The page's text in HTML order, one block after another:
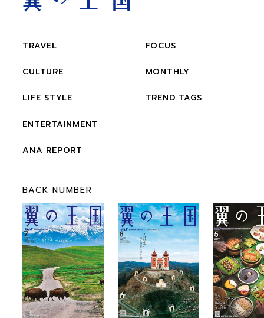
TRAVEL
CULTURE
LIFE STYLE
ENTERTAINMENT
ANA REPORT
FOCUS
MONTHLY
TREND TAGS
BACK NUMBER